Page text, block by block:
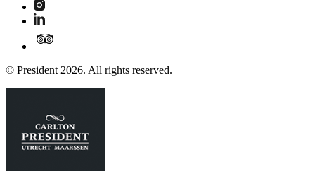
© President 2026. All rights reserved.